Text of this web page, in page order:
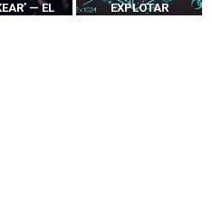
— EL
EXPLOTAR